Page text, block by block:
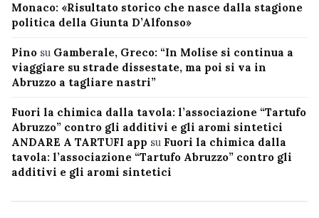
Monaco: «Risultato storico che nasce dalla stagione
politica della Giunta D’Alfonso»
Pino su Gamberale, Greco: “In Molise si continua a
viaggiare su strade dissestate, ma poi si va in
Abruzzo a tagliare nastri”
Fuori la chimica dalla tavola: l’associazione “Tartufo
Abruzzo” contro gli additivi e gli aromi sintetici
ANDARE A TARTUFI app su Fuori la chimica dalla
tavola: l’associazione “Tartufo Abruzzo” contro gli
additivi e gli aromi sintetici